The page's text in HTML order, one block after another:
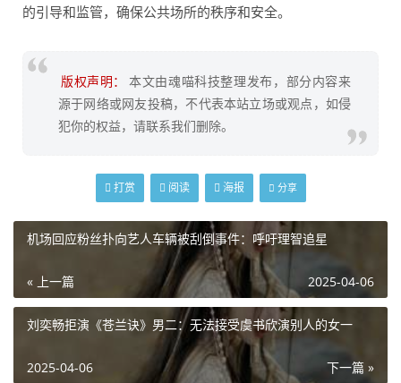
的引导和监管，确保公共场所的秩序和安全。
版权声明：
本文由魂喵科技整理发布，部分内容来
源于网络或网友投稿，不代表本站立场或观点，如侵
犯你的权益，请联系我们删除。
打赏 阅读 海报 分享
机场回应粉丝扑向艺人车辆被刮倒事件：呼吁理智追星
« 上一篇 2025-04-06
刘奕畅拒演《苍兰诀》男二：无法接受虞书欣演别人的女一
下一篇 »
2025-04-06